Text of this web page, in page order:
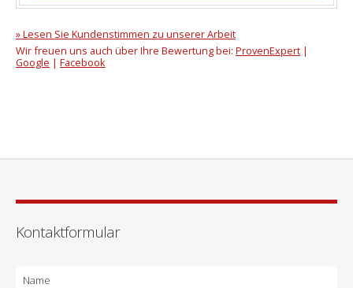
» Lesen Sie Kundenstimmen zu unserer Arbeit
Wir freuen uns auch über Ihre Bewertung bei: ProvenExpert |
Google | Facebook
Kontaktformular